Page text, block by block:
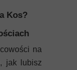
Kos?
na
jak lubisz